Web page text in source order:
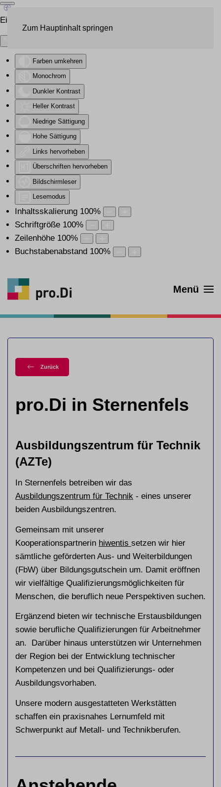
Eingabehilfen öffnen
Farben umkehren
Monochrom
Dunkler Kontrast
Heller Kontrast
Niedrige Sättigung
Hohe Sättigung
Links hervorheben
Überschriften hervorheben
Bildschirmleser
Lesemodus
Inhaltsskalierung 100%
Schriftgröße 100%
Zeilenhöhe 100%
Buchstabenabstand 100%
Zum Hauptinhalt springen
Menü
Zurück
pro.Di in Sternenfels
Ausbildungszentrum für Technik
(AZTe)
In Sternenfels betreiben wir das
Ausbildungszentrum für Technik - eines unserer
beiden Ausbildungszentren.
Gemeinsam mit unserer
Kooperationspartnerin hiwentis setzen wir hier
sämtliche geförderten Aus- und Weiterbildungen
(FbW) über Bildungsgutschein um. Damit eröffnen
wir vielfältige Qualifizierungsmöglichkeiten für
Menschen, die beruflich neue Perspektiven suchen.
Ergänzend bieten wir technische Erstausbildungen
sowie berufliche Qualifizierungen für Arbeitnehmer
an. Darüber hinaus unterstützen wir Unternehmen
der Region bei der Entwicklung technischer
Kompetenzen und bei Qualifizierungs- oder
Ausbildungsvorhaben.
Unsere modern ausgestatteten Werkstätten
schaffen ein praxisnahes Lernumfeld mit
Schwerpunkt auf Metall- und Technikberufen.